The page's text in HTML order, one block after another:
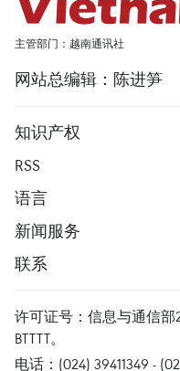
主管部门：越南通讯社
网站总编辑：陈进笋
知识产权
RSS
语言
新闻服务
联系
许可证号：信息与通信部
BTTTT。
电话：(024) 39411349 -